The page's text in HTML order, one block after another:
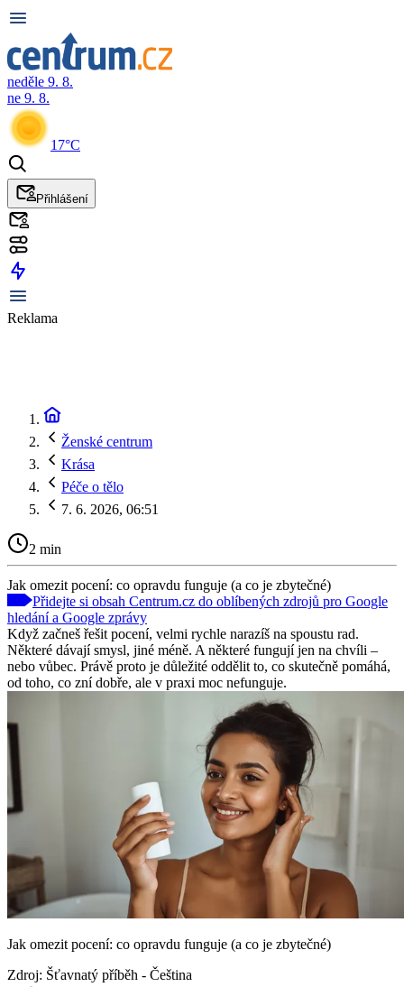
neděle 9. 8.
ne 9. 8.
17°C
Přihlášení
Reklama
Ženské centrum
Krása
Péče o tělo
7. 6. 2026, 06:51
2 min
Jak omezit pocení: co opravdu funguje (a co je zbytečné)
Přidejte si obsah Centrum.cz do oblíbených zdrojů pro Google
hledání a Google zprávy
Když začneš řešit pocení, velmi rychle narazíš na spoustu rad.
Některé dávají smysl, jiné méně. A některé fungují jen na chvíli –
nebo vůbec. Právě proto je důležité oddělit to, co skutečně pomáhá,
od toho, co zní dobře, ale v praxi moc nefunguje.
Jak omezit pocení: co opravdu funguje (a co je zbytečné)
Zdroj: Šťavnatý příběh - Čeština